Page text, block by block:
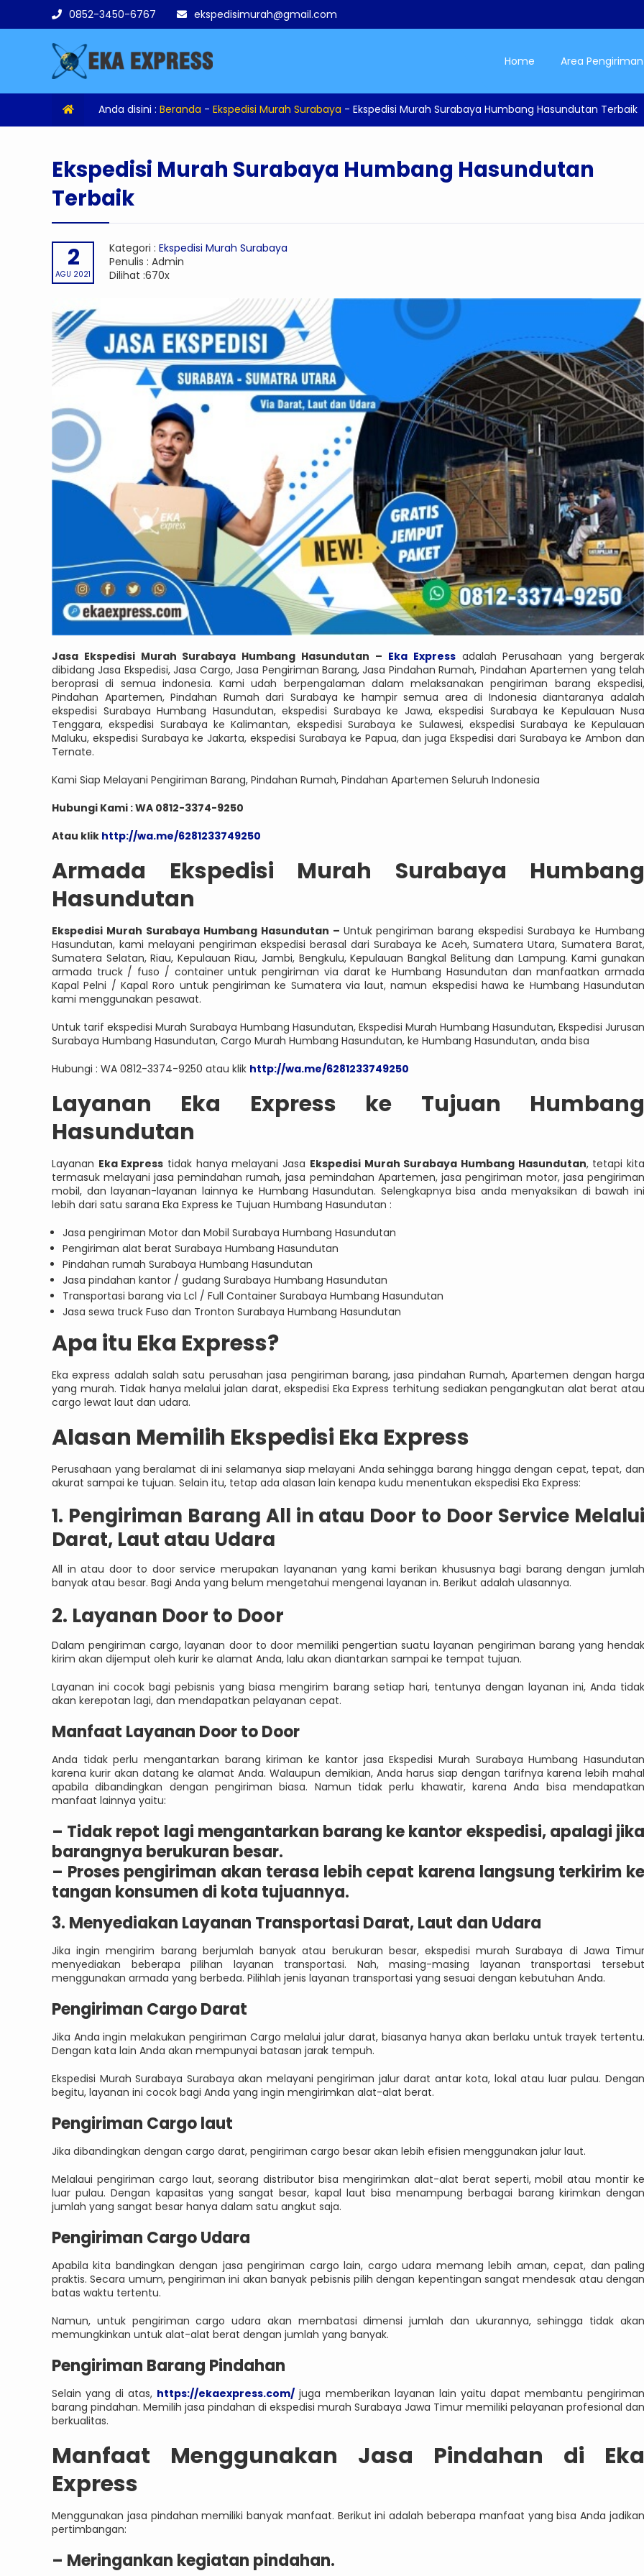
0852-3450-6767 ekspedisimurah@gmail.com
Home Area Pengiriman
Anda disini : Beranda - Ekspedisi Murah Surabaya - Ekspedisi Murah Surabaya Humbang Hasundutan Terbaik
Ekspedisi Murah Surabaya Humbang Hasundutan
Terbaik
2
AGU 2021
Kategori : Ekspedisi Murah Surabaya
Penulis : Admin
Dilihat :670x
Jasa Ekspedisi Murah Surabaya Humbang Hasundutan – Eka Expressadalah Perusahaan yang bergerak
dibidang Jasa Ekspedisi, Jasa Cargo, Jasa Pengiriman Barang, Jasa Pindahan Rumah, Pindahan Apartemen yang telah
beroprasi di semua indonesia. Kami udah berpengalaman dalam melaksanakan pengiriman barang ekspedisi,
Pindahan Apartemen, Pindahan Rumah dari Surabaya ke hampir semua area di Indonesia diantaranya adalah
ekspedisi Surabaya Humbang Hasundutan, ekspedisi Surabaya ke Jawa, ekspedisi Surabaya ke Kepulauan Nusa
Tenggara, ekspedisi Surabaya ke Kalimantan, ekspedisi Surabaya ke Sulawesi, ekspedisi Surabaya ke Kepulauan
Maluku, ekspedisi Surabaya ke Jakarta, ekspedisi Surabaya ke Papua, dan juga Ekspedisi dari Surabaya ke Ambon dan
Ternate.
Kami Siap Melayani Pengiriman Barang, Pindahan Rumah, Pindahan Apartemen Seluruh Indonesia
Hubungi Kami : WA 0812-3374-9250
Atau klik http://wa.me/6281233749250
Armada Ekspedisi Murah Surabaya Humbang
Hasundutan
Ekspedisi Murah Surabaya Humbang Hasundutan – Untuk pengiriman barang ekspedisi Surabaya ke Humbang
Hasundutan, kami melayani pengiriman ekspedisi berasal dari Surabaya ke Aceh, Sumatera Utara, Sumatera Barat,
Sumatera Selatan, Riau, Kepulauan Riau, Jambi, Bengkulu, Kepulauan Bangkal Belitung dan Lampung. Kami gunakan
armada truck / fuso / container untuk pengiriman via darat ke Humbang Hasundutan dan manfaatkan armada
Kapal Pelni / Kapal Roro untuk pengiriman ke Sumatera via laut, namun ekspedisi hawa ke Humbang Hasundutan
kami menggunakan pesawat.
Untuk tarif ekspedisi Murah Surabaya Humbang Hasundutan, Ekspedisi Murah Humbang Hasundutan, Ekspedisi Jurusan
Surabaya Humbang Hasundutan, Cargo Murah Humbang Hasundutan, ke Humbang Hasundutan, anda bisa
Hubungi : WA 0812-3374-9250 atau klik http://wa.me/6281233749250
Layanan Eka Express ke Tujuan Humbang
Hasundutan
Layanan Eka Express tidak hanya melayani Jasa Ekspedisi Murah Surabaya Humbang Hasundutan, tetapi kita
termasuk melayani jasa pemindahan rumah, jasa pemindahan Apartemen, jasa pengiriman motor, jasa pengiriman
mobil, dan layanan-layanan lainnya ke Humbang Hasundutan. Selengkapnya bisa anda menyaksikan di bawah ini
lebih dari satu sarana Eka Express ke Tujuan Humbang Hasundutan :
Jasa pengiriman Motor dan Mobil Surabaya Humbang Hasundutan
Pengiriman alat berat Surabaya Humbang Hasundutan
Pindahan rumah Surabaya Humbang Hasundutan
Jasa pindahan kantor / gudang Surabaya Humbang Hasundutan
Transportasi barang via Lcl / Full Container Surabaya Humbang Hasundutan
Jasa sewa truck Fuso dan Tronton Surabaya Humbang Hasundutan
Apa itu Eka Express?
Eka express adalah salah satu perusahan jasa pengiriman barang, jasa pindahan Rumah, Apartemen dengan harga
yang murah. Tidak hanya melalui jalan darat, ekspedisi Eka Express terhitung sediakan pengangkutan alat berat atau
cargo lewat laut dan udara.
Alasan Memilih Ekspedisi Eka Express
Perusahaan yang beralamat di ini selamanya siap melayani Anda sehingga barang hingga dengan cepat, tepat, dan
akurat sampai ke tujuan. Selain itu, tetap ada alasan lain kenapa kudu menentukan ekspedisi Eka Express:
1. Pengiriman Barang All in atau Door to Door Service Melalui
Darat, Laut atau Udara
All in atau door to door service merupakan layananan yang kami berikan khususnya bagi barang dengan jumlah
banyak atau besar. Bagi Anda yang belum mengetahui mengenai layanan in. Berikut adalah ulasannya.
2. Layanan Door to Door
Dalam pengiriman cargo, layanan door to door memiliki pengertian suatu layanan pengiriman barang yang hendak
kirim akan dijemput oleh kurir ke alamat Anda, lalu akan diantarkan sampai ke tempat tujuan.
Layanan ini cocok bagi pebisnis yang biasa mengirim barang setiap hari, tentunya dengan layanan ini, Anda tidak
akan kerepotan lagi, dan mendapatkan pelayanan cepat.
Manfaat Layanan Door to Door
Anda tidak perlu mengantarkan barang kiriman ke kantor jasa Ekspedisi Murah Surabaya Humbang Hasundutan
karena kurir akan datang ke alamat Anda. Walaupun demikian, Anda harus siap dengan tarifnya karena lebih mahal
apabila dibandingkan dengan pengiriman biasa. Namun tidak perlu khawatir, karena Anda bisa mendapatkan
manfaat lainnya yaitu:
– Tidak repot lagi mengantarkan barang ke kantor ekspedisi, apalagi jika
barangnya berukuran besar.
– Proses pengiriman akan terasa lebih cepat karena langsung terkirim ke
tangan konsumen di kota tujuannya.
3. Menyediakan Layanan Transportasi Darat, Laut dan Udara
Jika ingin mengirim barang berjumlah banyak atau berukuran besar, ekspedisi murah Surabaya di Jawa Timur
menyediakan beberapa pilihan layanan transportasi. Nah, masing-masing layanan transportasi tersebut
menggunakan armada yang berbeda. Pilihlah jenis layanan transportasi yang sesuai dengan kebutuhan Anda.
Pengiriman Cargo Darat
Jika Anda ingin melakukan pengiriman Cargo melalui jalur darat, biasanya hanya akan berlaku untuk trayek tertentu.
Dengan kata lain Anda akan mempunyai batasan jarak tempuh.
Ekspedisi Murah Surabaya Surabaya akan melayani pengiriman jalur darat antar kota, lokal atau luar pulau. Dengan
begitu, layanan ini cocok bagi Anda yang ingin mengirimkan alat-alat berat.
Pengiriman Cargo laut
Jika dibandingkan dengan cargo darat, pengiriman cargo besar akan lebih efisien menggunakan jalur laut.
Melalaui pengiriman cargo laut, seorang distributor bisa mengirimkan alat-alat berat seperti, mobil atau montir ke
luar pulau. Dengan kapasitas yang sangat besar, kapal laut bisa menampung berbagai barang kirimkan dengan
jumlah yang sangat besar hanya dalam satu angkut saja.
Pengiriman Cargo Udara
Apabila kita bandingkan dengan jasa pengiriman cargo lain, cargo udara memang lebih aman, cepat, dan paling
praktis. Secara umum, pengiriman ini akan banyak pebisnis pilih dengan kepentingan sangat mendesak atau dengan
batas waktu tertentu.
Namun, untuk pengiriman cargo udara akan membatasi dimensi jumlah dan ukurannya, sehingga tidak akan
memungkinkan untuk alat-alat berat dengan jumlah yang banyak.
Pengiriman Barang Pindahan
Selain yang di atas, https://ekaexpress.com/ juga memberikan layanan lain yaitu dapat membantu pengiriman
barang pindahan. Memilih jasa pindahan di ekspedisi murah Surabaya Jawa Timur memiliki pelayanan profesional dan
berkualitas.
Manfaat Menggunakan Jasa Pindahan di Eka
Express
Menggunakan jasa pindahan memiliki banyak manfaat. Berikut ini adalah beberapa manfaat yang bisa Anda jadikan
pertimbangan:
– Meringankan kegiatan pindahan.